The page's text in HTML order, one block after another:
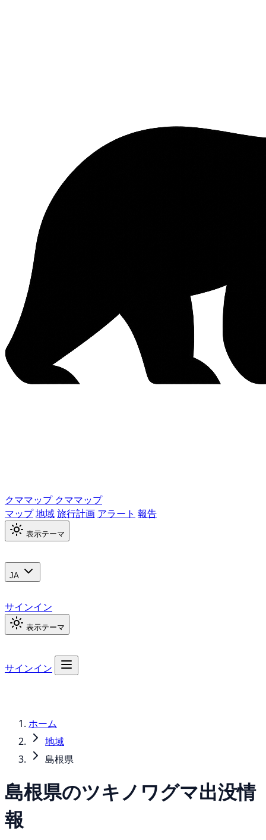
クママップ クママップ
マップ地域旅行計画 アラート 報告
表示テーマ
JA
サインイン
表示テーマ
サインイン
ホーム
地域
島根県
島根県のツキノワグマ出没情
報